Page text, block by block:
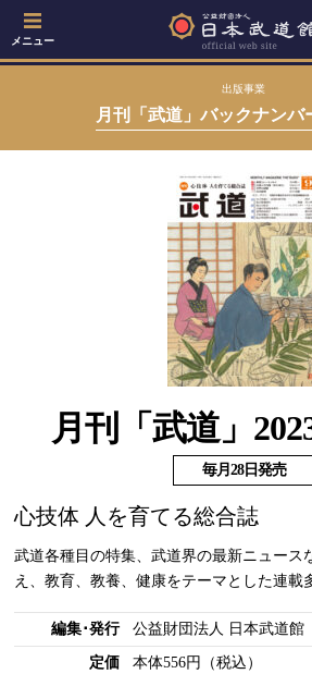
メニュー
出版事業
月刊「武道」バックナンバ
月刊「武道」
毎月28日発売
心技体 人を育てる総合誌
武道各種目の特集、武道界の最新ニュース
え、教育、教養、健康をテーマとした連載
編集･発行 公益財団法人 日本武道館
定価 本体556円（税込）